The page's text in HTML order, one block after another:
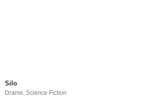
Silo
Drame,Science Fiction